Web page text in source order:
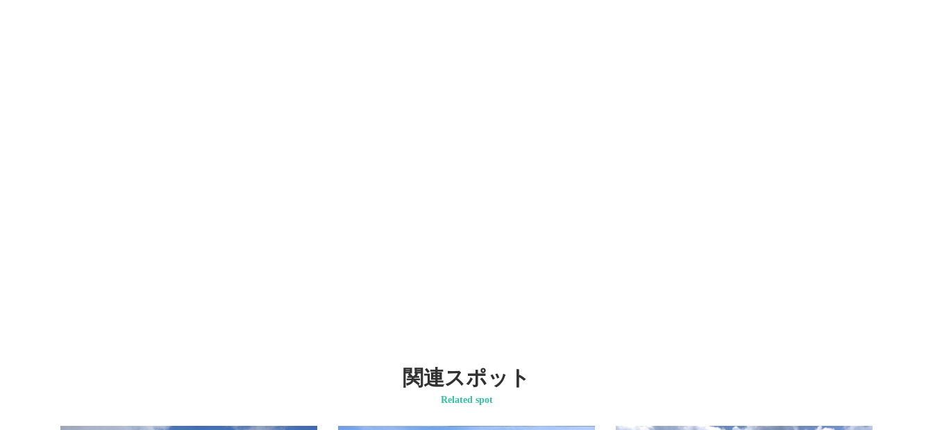
関連スポット
Related spot